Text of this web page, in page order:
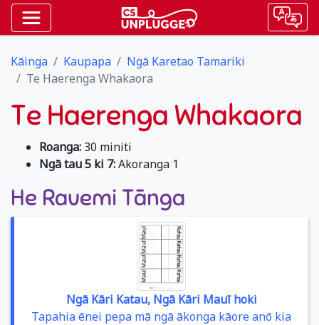
Kāinga Kaupapa
Ngā Karetao Tamariki
Te Haerenga Whakaora
Te Haerenga Whakaora
Roanga: 30 miniti
Ngā tau 5 ki 7:Akoranga 1
He Rauemi Tānga
Ngā Kāri Katau, Ngā Kāri Mauī hoki
Tapahia ēnei pepa mā ngā ākonga kāore anō kia